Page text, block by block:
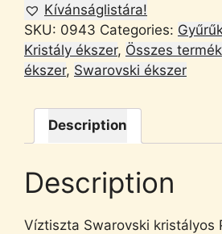
Kívánságlistára!
SKU: 0943 Categories:
Kristály ékszer, Összes termék
ékszer, Swarovski ékszer
Description
Description
Víztiszta Swarovski kristályos